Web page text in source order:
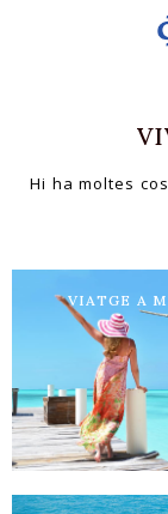
Hi ha moltes
VIATGE A
MIMS DE
Més